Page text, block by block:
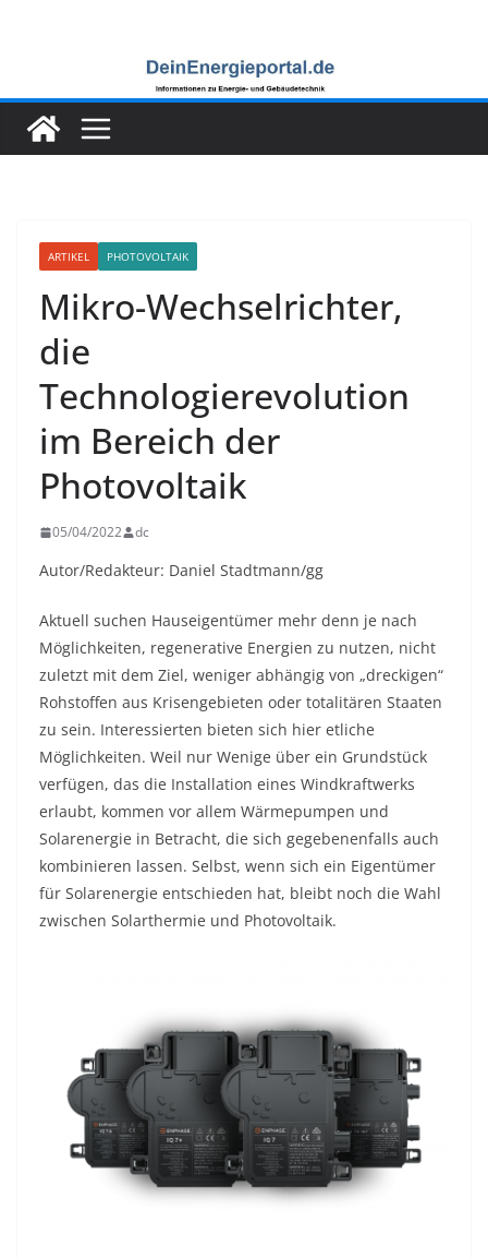
ARTIKEL PHOTOVOLTAIK
Mikro-Wechselrichter,
die
Technologierevolution
im Bereich der
Photovoltaik
05/04/2022 dc
Autor/Redakteur: Daniel Stadtmann/gg
Aktuell suchen Hauseigentümer mehr denn je nach
Möglichkeiten, regenerative Energien zu nutzen, nicht
zuletzt mit dem Ziel, weniger abhängig von „dreckigen“
Rohstoffen aus Krisengebieten oder totalitären Staaten
zu sein. Interessierten bieten sich hier etliche
Möglichkeiten. Weil nur Wenige über ein Grundstück
verfügen, das die Installation eines Windkraftwerks
erlaubt, kommen vor allem Wärmepumpen und
Solarenergie in Betracht, die sich gegebenenfalls auch
kombinieren lassen. Selbst, wenn sich ein Eigentümer
für Solarenergie entschieden hat, bleibt noch die Wahl
zwischen Solarthermie und Photovoltaik.